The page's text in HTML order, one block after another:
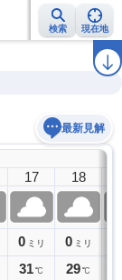
検索 現在地
ラ
最新見解
17
0 ミリ
31℃
18
0 ミリ
29℃